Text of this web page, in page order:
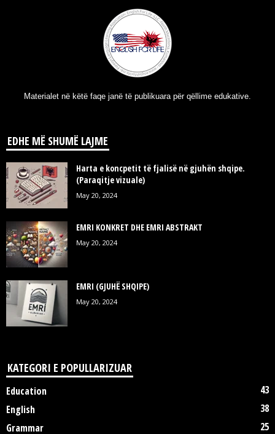
Materialet në këtë faqe janë të publikuara për qëllime edukative.
EDHE MË SHUMË LAJME
Harta e koncpetit të fjalisë në gjuhën shqipe.
(Paraqitje vizuale)
May 20, 2024
EMRI KONKRET DHE EMRI ABSTRAKT
May 20, 2024
EMRI (GJUHË SHQIPE)
May 20, 2024
KATEGORI E POPULLARIZUAR
Education
43
English
38
Grammar
25